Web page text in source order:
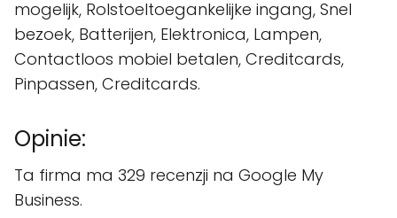
mogelijk, Rolstoeltoegankelijke ingang, Snel
bezoek, Batterijen, Elektronica, Lampen,
Contactloos mobiel betalen, Creditcards,
Pinpassen, Creditcards.
Opinie:
Ta firma ma 329 recenzji na Google My
Business.